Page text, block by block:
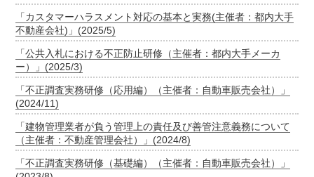
「カスタマーハラスメント対応の基本と実務(主催者：都内大手
不動産会社)」(2025/5)
「公共入札における不正防止研修（主催者：都内大手メーカ
ー）」(2025/3)
「不正調査実務研修（応用編）（主催者：自動車販売会社）」
(2024/11)
「建物管理業者が負う管理上の責任及び善管注意義務について
（主催者：不動産管理会社）」(2024/8)
「不正調査実務研修（基礎編）（主催者：自動車販売会社）」